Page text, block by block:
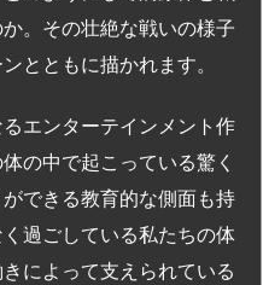
。その壮絶な戦いの様子
とともに描かれます。
エンターテインメント作
の中で起こっている驚く
できる教育的な側面も持
過ごしている私たちの体
によって支えられている